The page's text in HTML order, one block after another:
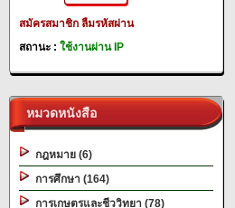
สมัครสมาชิก ลืมรหัสผ่าน
สถานะ : ใช้งานผ่าน IP
หมวดหนังสือ
กฎหมาย (6)
การศึกษา (164)
การเกษตรและชีววิทยา (78)